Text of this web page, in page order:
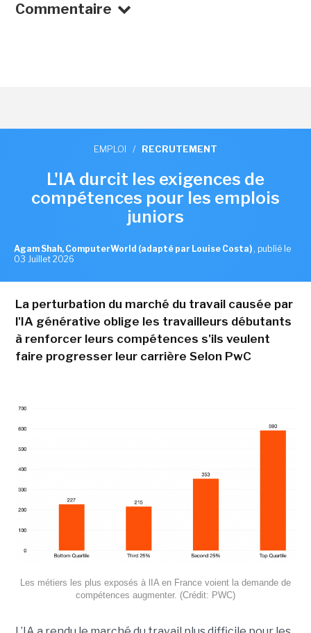
Commentaire
EMPLOI / RECRUTEMENT
L'IA durcit les exigences de
compétences pour les emplois
juniors
Agam Shah, ComputerWorld (adapté par Louise Costa) , publié le
03 Juillet 2026
La perturbation du marché du travail causée par
l'IA générative oblige les travailleurs débutants
à renforcer leurs compétences s'ils veulent
faire progresser leur carrière Selon PwC
Les métiers les plus exposés à lIA en France voient la demande de
compétences augmenter. (Crédit: PWC)